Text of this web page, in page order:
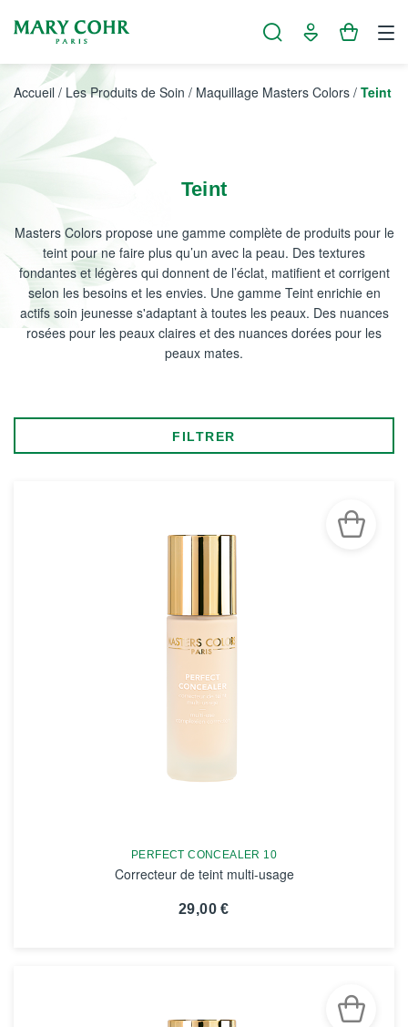
Accueil / Les Produits de Soin / Maquillage Masters Colors / Teint
Teint
Masters Colors propose une gamme complète de produits pour le
teint pour ne faire plus qu’un avec la peau. Des textures
fondantes et légères qui donnent de l’éclat, matifient et corrigent
selon les besoins et les envies. Une gamme Teint enrichie en
actifs soin jeunesse s'adaptant à toutes les peaux. Des nuances
rosées pour les peaux claires et des nuances dorées pour les
peaux mates.
FILTRER
PERFECT CONCEALER 10
Correcteur de teint multi-usage
29,00 €